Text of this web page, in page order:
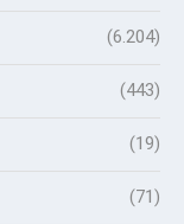
(6.204)
(443)
(19)
(71)